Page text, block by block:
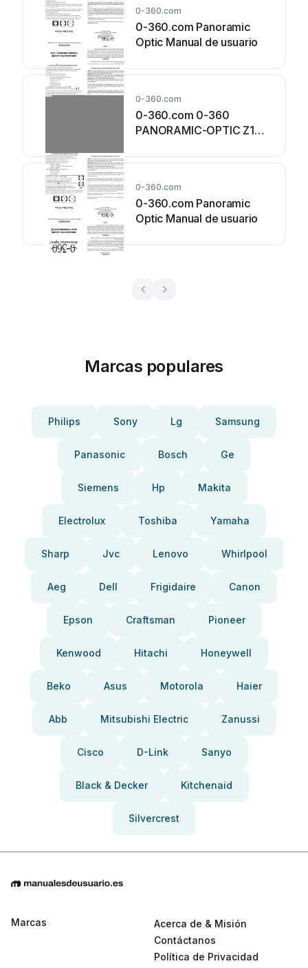
0-360.com
0-360.com Panoramic
Optic Manual de usuario
0-360.com
0-360.com 0-360
PANORAMIC-OPTIC Z1
0-360.com
0-360.com Panoramic
Optic Manual de usuario
Marcas populares
Philips Sony Lg Samsung
Panasonic Bosch Ge
Siemens Hp Makita
Electrolux Toshiba Yamaha
Sharp Jvc Lenovo Whirlpool
Aeg Dell Frigidaire Canon
Epson Craftsman Pioneer
Kenwood Hitachi Honeywell
Beko Asus Motorola Haier
Abb Mitsubishi Electric Zanussi
Cisco D-Link Sanyo
Black & Decker Kitchenaid
Silvercrest
Marcas
Acerca de & Misión
Contáctanos
Política de Privacidad